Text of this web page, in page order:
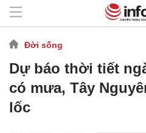
Đời sống
Dự báo thời tiết
có mưa, Tây
lốc